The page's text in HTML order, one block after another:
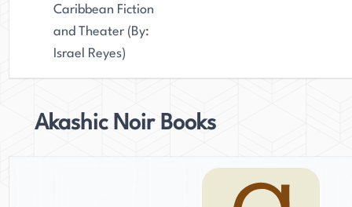
Caribbean Fiction
and Theater (By:
Israel Reyes)
Akashic Noir Books